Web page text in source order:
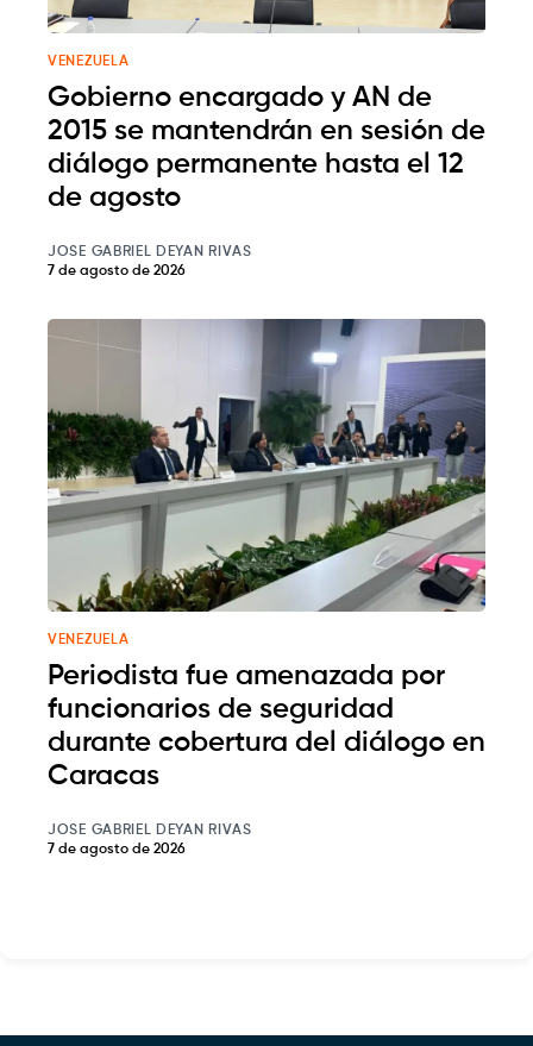
VENEZUELA
Gobierno encargado y AN de
2015 se mantendrán en sesión de
diálogo permanente hasta el 12
de agosto
JOSE GABRIEL DEYAN RIVAS
7 de agosto de 2026
VENEZUELA
Periodista fue amenazada por
funcionarios de seguridad
durante cobertura del diálogo en
Caracas
JOSE GABRIEL DEYAN RIVAS
7 de agosto de 2026